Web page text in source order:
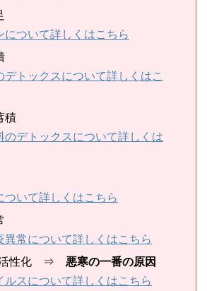
について詳しくはこちら
デトックスについて詳しくはこ
積
のデトックスについて詳しくは
ついて詳しくはこちら
異常について詳しくはこちら
活性化 ⇒ 悪寒の一番の原因
ルスについて詳しくはこちら